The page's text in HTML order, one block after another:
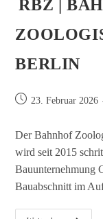
RBZ |
BERLIN
23. Februar 2026
Der Bahnhof
wird seit 2015
Bauunternehmung
Bauabschnitt im